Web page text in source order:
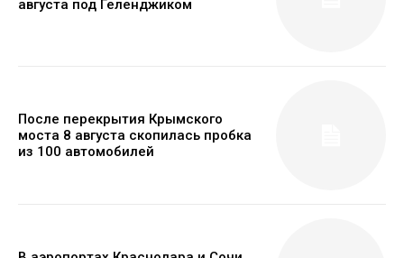
августа под Геленджиком
После перекрытия Крымского
моста 8 августа скопилась пробка
из 100 автомобилей